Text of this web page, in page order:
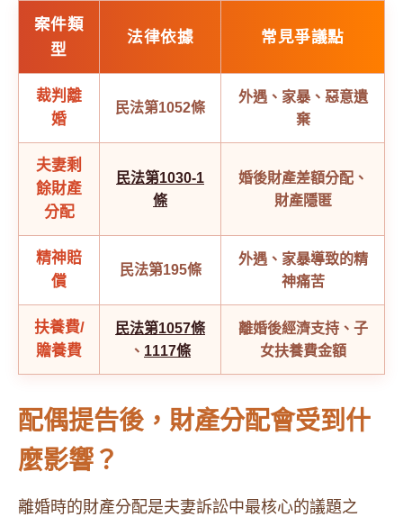
案件類
型
法律依據 常見爭議點
裁判離
婚
民法第1052條
外遇、家暴、惡意遺
棄
夫妻剩
餘財產
分配
民法第1030-1
條
婚後財產差額分配、
財產隱匿
精神賠
償
民法第195條
外遇、家暴導致的精
神痛苦
扶養費/
贍養費
民法第1057條
、 1117條
離婚後經濟支持、子
女扶養費金額
配偶提告後，財產分配會受到什
麼影響？
離婚時的財產分配是夫妻訴訟中最核心的議題之